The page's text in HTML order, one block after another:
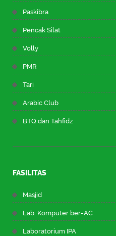
Paskibra
Pencak Silat
Volly
PMR
Tari
Arabic Club
BTQ dan Tahfidz
FASILITAS
Masjid
Lab. Komputer ber-AC
Laboratorium IPA